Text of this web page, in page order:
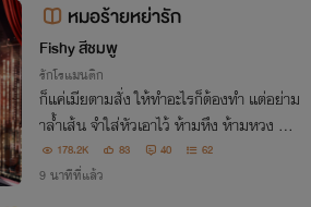
หมอร้ายหย่ารัก
Fishy สีชมพู
รักโรแมนติก
ก็แค่เมียตามสั่ง ให้ทำอะไรก็ต้องทำ แต่อย่าม
าล้ำเส้น จำใส่หัวเอาไว้ ห้ามหึง ห้ามหวง ห้า
มทวงสิทธิ์ใด ๆ ทั้งสิ้น
178.2K 83 40 62
9 นาทีที่แล้ว